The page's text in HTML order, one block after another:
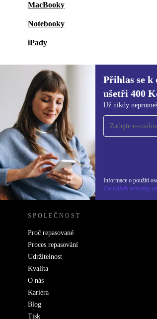
MacBooky
Notebooky
iPady
Přihlas se k
ušetři 400
Už nikdy
Informace o použití
Zásadách ochrany
Přihlas se k odběru
ušetři 400 Kč!
Už nikdy nepromeškej
REFURBED ČESKO - RETHINK
SPOLEČNOST
Proč repasované
Proces repasování
Udržitelnost
Kvalita
O nás
Kariéra
Blog
Tisk